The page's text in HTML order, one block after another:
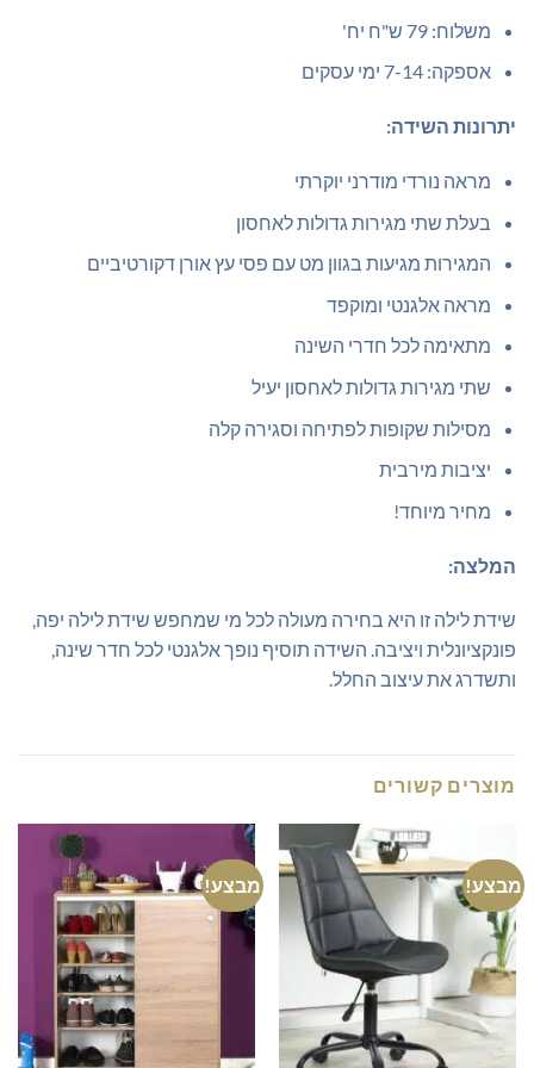
משלוח: 79 ש"ח יח'
אספקה: 7-14 ימי עסקים
יתרונות השידה:
מראה נורדי מודרני יוקרתי
בעלת שתי מגירות גדולות לאחסון
המגירות מגיעות בגוון מט עם פסי עץ אורן דקורטיביים
מראה אלגנטי ומוקפד
מתאימה לכל חדרי השינה
שתי מגירות גדולות לאחסון יעיל
מסילות שקופות לפתיחה וסגירה קלה
יציבות מירבית
מחיר מיוחד!
המלצה:
שידת לילה זו היא בחירה מעולה לכל מי שמחפש שידת לילה יפה,
פונקציונלית ויציבה. השידה תוסיף נופך אלגנטי לכל חדר שינה,
ותשדרג את עיצוב החלל.
מוצרים קשורים
מבצע! מבצע!